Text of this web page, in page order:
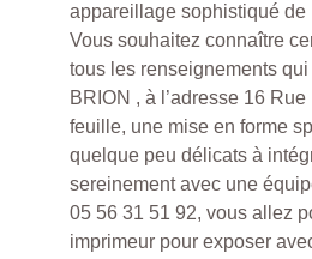
appareillage sophistiqué de
Vous souhaitez connaître
tous les renseignements
BRION , à l’adresse 16
feuille, une mise en forme
quelque peu délicats à
sereinement avec une
05 56 31 51 92, vous allez
imprimeur pour exposer